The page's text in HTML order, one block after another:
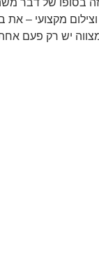
מקצועי – את
יש רק פעם